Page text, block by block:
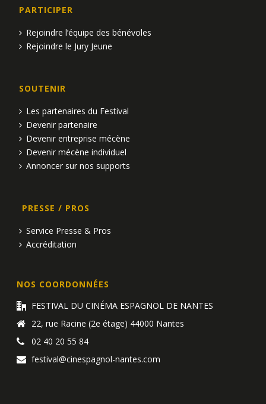
PARTICIPER
Rejoindre l’équipe des bénévoles
Rejoindre le Jury Jeune
SOUTENIR
Les partenaires du Festival
Devenir partenaire
Devenir entreprise mécène
Devenir mécène individuel
Annoncer sur nos supports
PRESSE / PROS
Service Presse & Pros
Accréditation
NOS COORDONNÉES
FESTIVAL DU CINÉMA ESPAGNOL DE NANTES
22, rue Racine (2e étage) 44000 Nantes
02 40 20 55 84
festival@cinespagnol-nantes.com